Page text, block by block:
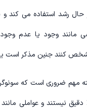
رشد استفاده می کند و
مانند وجود یا عدم
کنند جنین مذکر است
مهم ضروری است که
همیشه 100٪ دقیق نیستند و